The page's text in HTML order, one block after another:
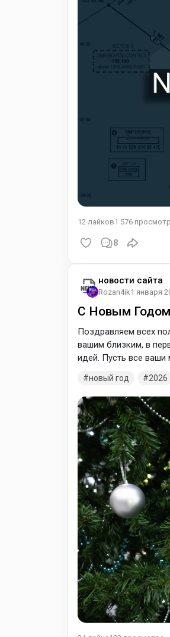
12 лайков1 576
8
новости сайта
Rozan4ik1 января
С Новым
Поздравляем всех
вашим близким, в
идей. Пусть все ваши
уходящем году! С
зарегистрировано
новый год 2026